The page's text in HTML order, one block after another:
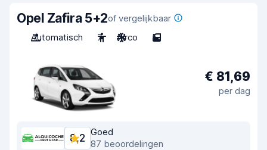
Opel Zafira 5+2of vergelijkbaar
Automatisch
7 Airco 5
€ 81,69
per dag
8,2
Goed
87 beoordelingen